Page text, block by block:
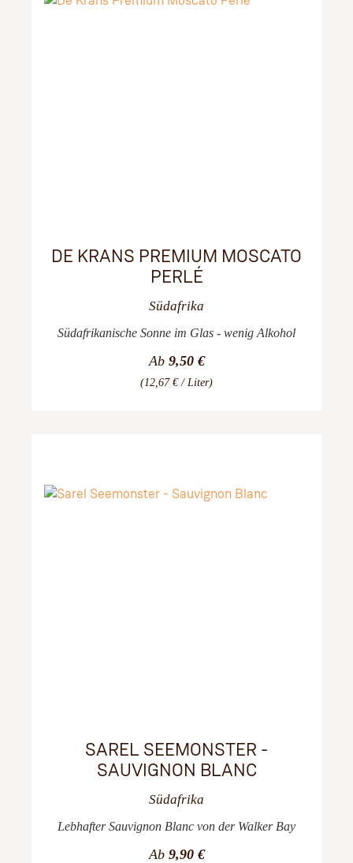
DE KRANS PREMIUM MOSCATO
PERLÉ
Südafrika
Südafrikanische Sonne im Glas - wenig Alkohol
Ab 9,50 €
(12,67 € / Liter)
SAREL SEEMONSTER -
SAUVIGNON BLANC
Südafrika
Lebhafter Sauvignon Blanc von der Walker Bay
Ab 9,90 €